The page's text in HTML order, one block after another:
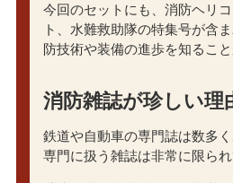
今回のセットにも、消防ヘリ
ト、水難救助隊の特集号が含
防技術や装備の進歩を知ること
消防雑誌が珍しい理
鉄道や自動車の専門誌は数多
専門に扱う雑誌は非常に限られ